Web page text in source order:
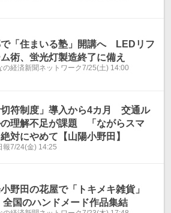
「住まいる塾」開講へ LEDリフ
術、蛍光灯製造終了に備え
の経済新聞ネットワーク7/25(土) 14:00
切符制度」導入から4カ月 交通ル
理解不足が課題 「ながらスマ
対にやめて【山陽小野田】
報7/24(金) 14:25
野田の花屋で「トキメキ雑貨」
国のハンドメード作品集結